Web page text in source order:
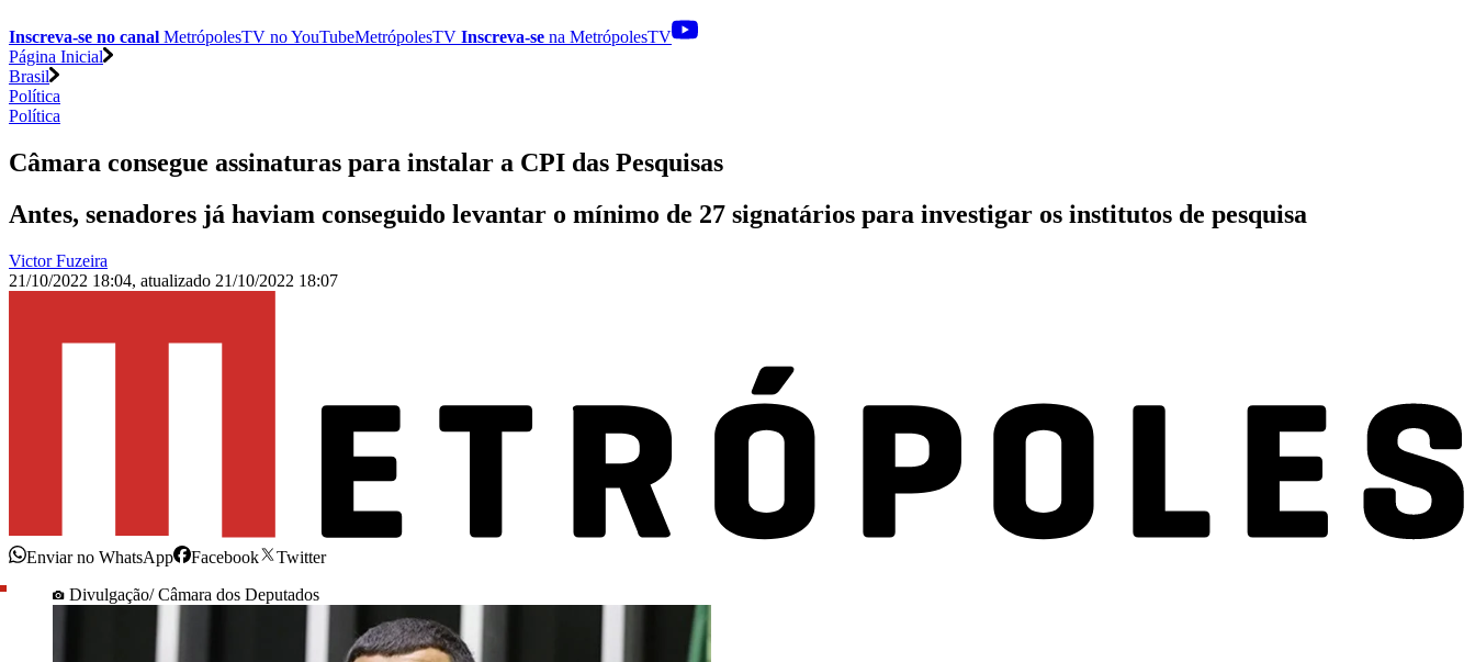
Inscreva-se no canal MetrópolesTV noYouTubeMetrópolesTV Inscreva-se na MetrópolesTV
Página Inicial
Brasil
Política
Política
Câmara consegue assinaturas para instalar a CPI das Pesquisas
Antes, senadores já haviam conseguido levantar o mínimo de 27 signatários para investigar os institutos de pesquisa
Victor Fuzeira
21/10/2022 18:04, atualizado 21/10/2022 18:07
Enviar no WhatsApp Facebook
Twitter
Divulgação/ Câmara dos Deputados